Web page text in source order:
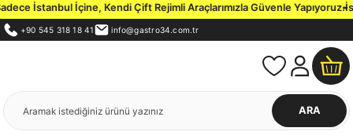
İstanbul İçine, Kendi Çift Rejimli Araçlarımızla Güvenle Yapıyoruz.
+90 545 318 18 41 info@gastro34.com.tr
ARA